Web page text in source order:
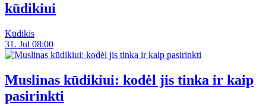
kūdikiui
Kūdikis
31. Jul 08:00
Muslinas kūdikiui: kodėl jis tinka ir kaip
pasirinkti